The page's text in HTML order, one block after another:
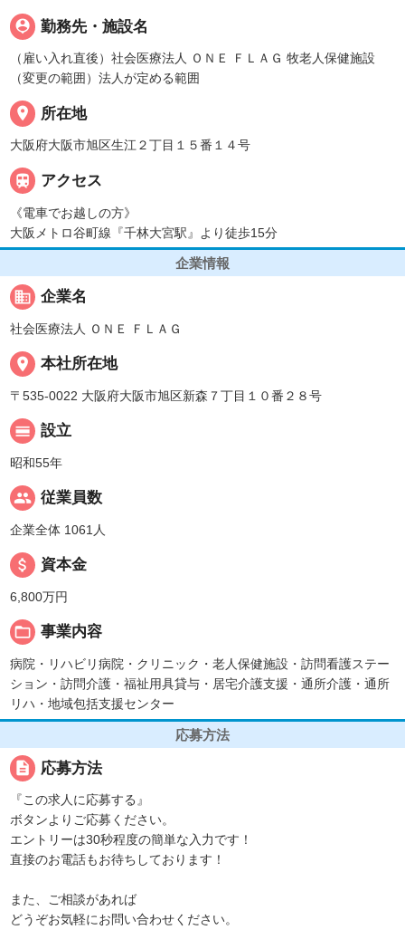
person_pin 勤務先・施設名
（雇い入れ直後）社会医療法人 ＯＮＥ ＦＬＡＧ 牧老人保健施設
（変更の範囲）法人が定める範囲
place 所在地
大阪府大阪市旭区生江２丁目１５番１４号
 アクセス
《電車でお越しの方》
大阪メトロ谷町線『千林大宮駅』より徒歩15分
企業情報
business 企業名
社会医療法人 ＯＮＥ ＦＬＡＧ
place 本社所在地
〒535-0022 大阪府大阪市旭区新森７丁目１０番２８号
calendar_view_day 設立
昭和55年
people 従業員数
企業全体 1061人
attach_money 資本金
6,800万円
folder_open 事業内容
病院・リハビリ病院・クリニック・老人保健施設・訪問看護ステー
ション・訪問介護・福祉用具貸与・居宅介護支援・通所介護・通所
リハ・地域包括支援センター
応募方法
description 応募方法
『この求人に応募する』
ボタンよりご応募ください。
エントリーは30秒程度の簡単な入力です！
直接のお電話もお待ちしております！
また、ご相談があれば
どうぞお気軽にお問い合わせください。